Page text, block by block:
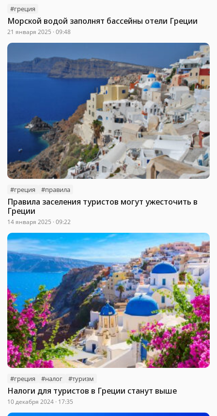
#греция
Морской водой заполнят бассейны отели Греции
21 января 2025 · 09:48
#греция #правила
Правила заселения туристов могут ужесточить в
Греции
14 января 2025 · 09:22
#греция #налог #туризм
Налоги для туристов в Греции станут выше
10 декабря 2024 · 17:35